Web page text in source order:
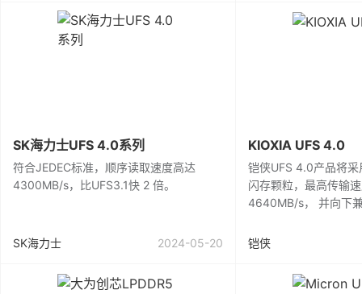
SK海力士UFS 4.0系列
符合JEDEC标准，顺序读取速度高达
4300MB/s，比UFS3.1快 2 倍。
SK海力士 2024-05-20
KIOXIA UFS 4.0
铠侠UFS 4.0产品将
闪存颗粒，最高传输
4640MB/s， 并向下
铠侠